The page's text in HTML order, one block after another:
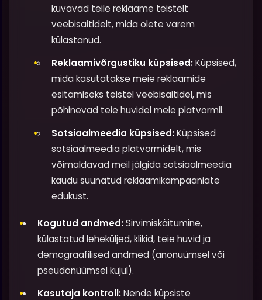
kuvavad teile reklaame teistelt
veebisaitidelt, mida olete varem
külastanud.
Reklaamivõrgustiku küpsised:Küpsised,
mida kasutatakse meie reklaamide
esitamiseks teistel veebisaitidel, mis
põhinevad teie huvidel meie platvormil.
Sotsiaalmeedia küpsised:Küpsised
sotsiaalmeedia platvormidelt, mis
võimaldavad meil jälgida sotsiaalmeedia
kaudu suunatud reklaamikampaaniate
edukust.
Kogutud andmed:Sirvimiskäitumine,
külastatud leheküljed, klikid, teie huvid ja
demograafilised andmed (anonüümsel või
pseudonüümsel kujul).
Kasutaja kontroll:Nende küpsiste